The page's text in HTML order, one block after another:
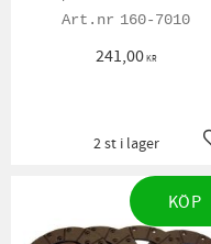
160-7010
241,00KR
2 st i lager
KÖP